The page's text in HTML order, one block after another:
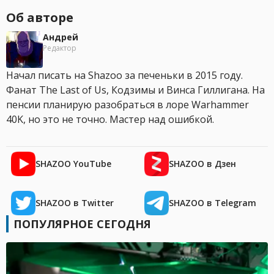
Об авторе
Андрей
Редактор
Начал писать на Shazoo за печеньки в 2015 году.
Фанат The Last of Us, Кодзимы и Винса Гиллигана. На
пенсии планирую разобраться в лоре Warhammer
40K, но это не точно. Мастер над ошибкой.
SHAZOO YouTube SHAZOO в Дзен
SHAZOO в Twitter SHAZOO в Telegram
ПОПУЛЯРНОЕ СЕГОДНЯ